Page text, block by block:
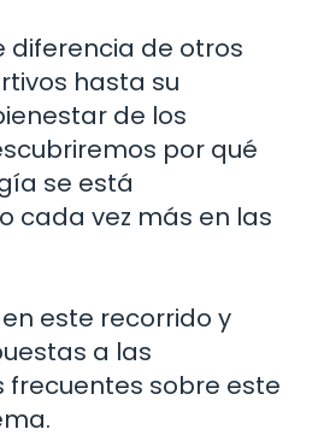
diferencia de otros
hasta su
de los
por qué
se está
cada vez más en las
este recorrido y
a las
sobre este